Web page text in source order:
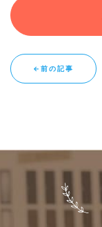
←前の記事